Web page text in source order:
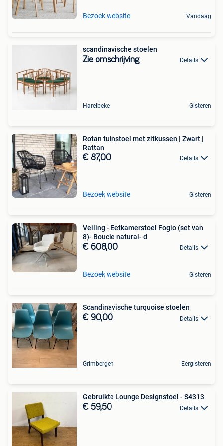
Bezoek website Vandaag
scandinavische stoelen
Zie omschrijving Details
Harelbeke Gisteren
Rotan tuinstoel met zitkussen | Zwart |
Rattan
€ 87,00 Details
Bezoek website Gisteren
Veiling - Eetkamerstoel Fogio (set van
8)- Boucle natural- d
€ 608,00 Details
Bezoek website Gisteren
Scandinavische turquoise stoelen
€ 90,00 Details
Grimbergen Eergisteren
Gebruikte Lounge Designstoel - S4313
€ 59,50 Details